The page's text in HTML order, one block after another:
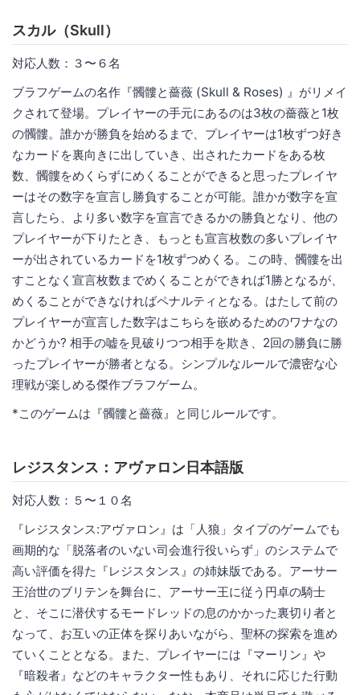
スカル（Skull）
対応人数：３〜６名
ブラフゲームの名作『髑髏と薔薇 (Skull & Roses) 』がリメイ
クされて登場。プレイヤーの手元にあるのは3枚の薔薇と1枚
の髑髏。誰かが勝負を始めるまで、プレイヤーは1枚ずつ好き
なカードを裏向きに出していき、出されたカードをある枚
数、髑髏をめくらずにめくることができると思ったプレイヤ
ーはその数字を宣言し勝負することが可能。誰かが数字を宣
言したら、より多い数字を宣言できるかの勝負となり、他の
プレイヤーが下りたとき、もっとも宣言枚数の多いプレイヤ
ーが出されているカードを1枚ずつめくる。この時、髑髏を出
すことなく宣言枚数までめくることができれば1勝となるが、
めくることができなければペナルティとなる。はたして前の
プレイヤーが宣言した数字はこちらを嵌めるためのワナなの
かどうか? 相手の嘘を見破りつつ相手を欺き、2回の勝負に勝
ったプレイヤーが勝者となる。シンプルなルールで濃密な心
理戦が楽しめる傑作ブラフゲーム。
*このゲームは『髑髏と薔薇』と同じルールです。
レジスタンス：アヴァロン日本語版
対応人数：５〜１０名
『レジスタンス:アヴァロン』は「人狼」タイプのゲームでも
画期的な「脱落者のいない司会進行役いらず」のシステムで
高い評価を得た『レジスタンス』の姉妹版である。アーサー
王治世のブリテンを舞台に、アーサー王に従う円卓の騎士
と、そこに潜伏するモードレッドの息のかかった裏切り者と
なって、お互いの正体を探りあいながら、聖杯の探索を進め
ていくこととなる。また、プレイヤーには『マーリン』や
『暗殺者』などのキャラクター性もあり、それに応じた行動